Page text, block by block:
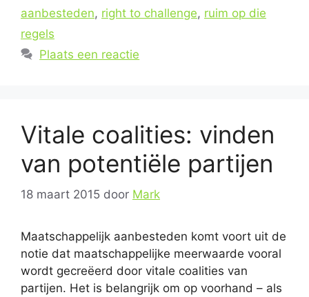
aanbesteden, right to challenge, ruim op die
regels
Plaats een reactie
Vitale coalities: vinden
van potentiële partijen
18 maart 2015 door Mark
Maatschappelijk aanbesteden komt voort uit de
notie dat maatschappelijke meerwaarde vooral
wordt gecreëerd door vitale coalities van
partijen. Het is belangrijk om op voorhand – als